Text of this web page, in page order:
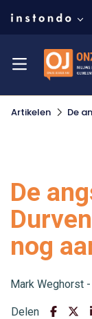
Artikelen De
nog
De
Mark Weghorst
Delen